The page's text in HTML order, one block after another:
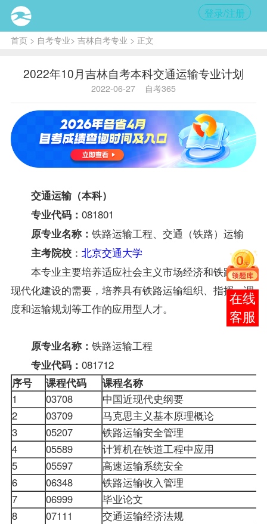
登录/注册
首页> 自考专业> 吉林自考专业 > 正文
2022年10月吉林自考本科交通运输专业计划
2022-06-27 自考365
交通运输（本科）
专业代码： 081801
原专业名称： 铁路运输工程、交通（铁路）运输
主考院校： 北京交通大学
本专业主要培养适应社会主义市场经济和铁路运输
现代化建设的需要，培养具有铁路运输组织、指挥、调
度和运输规划等工作的应用型人才。
原专业名称： 铁路运输工程
专业代码： 081712
序号 课程代码
课程名称
1
03708
中国近现代史纲要
2
03709
马克思主义基本原理概论
3
05207
铁路运输安全管理
4
05589
计算机在铁道工程中应用
5
05597
高速运输系统安全
6
06348
铁路运输收入管理
7
06999
毕业论文
8
07111
交通运输经济法规
报考
咨询